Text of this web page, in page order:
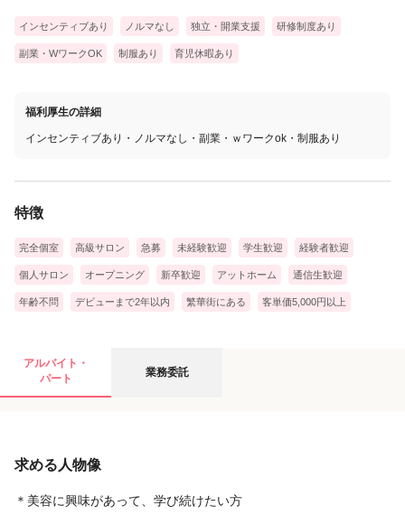
インセンティブあり ノルマなし 独立・開業支援 研修制度あり
副業・WワークOK 制服あり 育児休暇あり
福利厚生の詳細
インセンティブあり・ノルマなし・副業・ｗワークok・制服あり
特徴
完全個室 高級サロン 急募 未経験歓迎 学生歓迎 経験者歓迎
個人サロン オープニング 新卒歓迎 アットホーム 通信生歓迎
年齢不問 デビューまで2年以内 繁華街にある 客単価5,000円以上
時給1,300円〜4,000円
⭐︎アロマ1時間バック3500円、指名料バック
アルバイト・
パート
業務委託
求める人物像
＊美容に興味があって、学び続けたい方